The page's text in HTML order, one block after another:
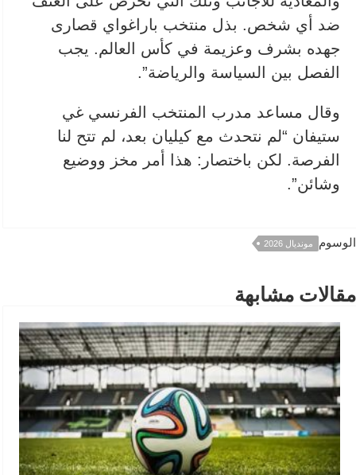
ضد أي شخص. بذل منتخب باراغواي قصارى
جهده بشرف ‌وعزيمة في ⁠كأس العالم. يجب
الفصل بين السياسة والرياضة”.
وقال مساعد مدرب المنتخب الفرنسي غي
ستيفان “لم نتحدث مع كيليان بعد، لم تتح لنا
الفرصة. لكن باختصار: هذا أمر مخز ووضيع
وشائن”.
الوسوم مونديال 2026
مقالات مشابهة